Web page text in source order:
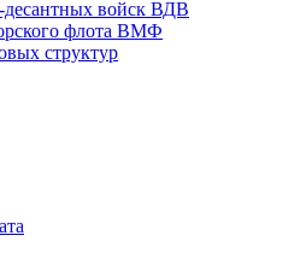
войск ВДВ
флота ВМФ
структур